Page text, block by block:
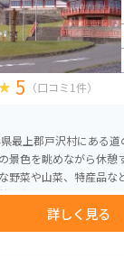
5 （口コミ1件）
最上郡戸沢村にある
色を眺めながら休憩する
野菜や山菜、特産品な
で育ったブランド豚「
心です。また、周辺に
も点在しており、ツー
詳しく見る